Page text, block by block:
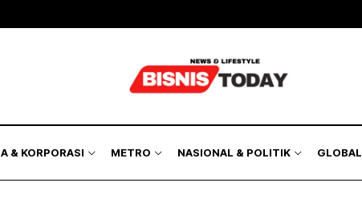
& KORPORASI METRO NASIONAL & POLITIK GLOBAL
Kilas Metro